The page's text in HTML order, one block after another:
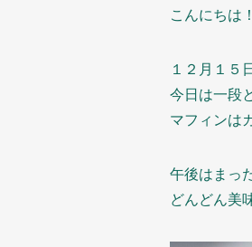
こんにちは
１２月１５
今日は一段
マフィンは
午後はまっ
どんどん美